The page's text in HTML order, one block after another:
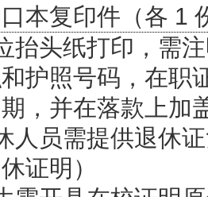
本复印件（各 1
抬头纸打印，需
护照号码，在职
，并在落款上加
人员需提供退休
证明）